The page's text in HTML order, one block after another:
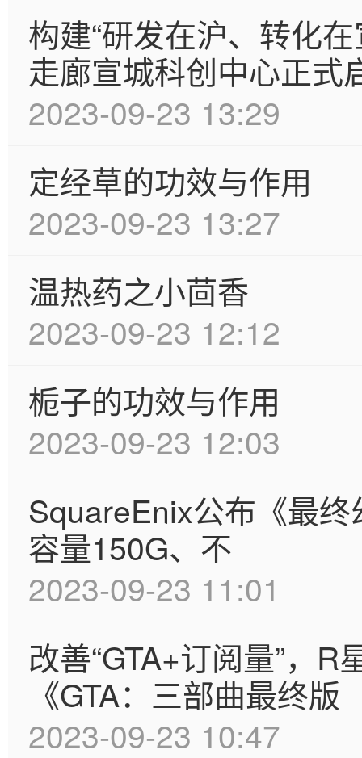
构建“研发在沪、转化
走廊宣城科创中心正式
2023-09-23 13:29
定经草的功效与作用
2023-09-23 13:27
温热药之小茴香
2023-09-23 12:12
栀子的功效与作用
2023-09-23 12:03
SquareEnix公布《最
容量150G、不
2023-09-23 11:01
改善“GTA+订阅量”，
《GTA：三部曲最终版
2023-09-23 10:47